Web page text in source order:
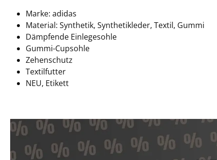
Marke: adidas
Material: Synthetik, Synthetikleder, Textil, Gummi
Dämpfende Einlegesohle
Gummi-Cupsohle
Zehenschutz
Textilfutter
NEU, Etikett